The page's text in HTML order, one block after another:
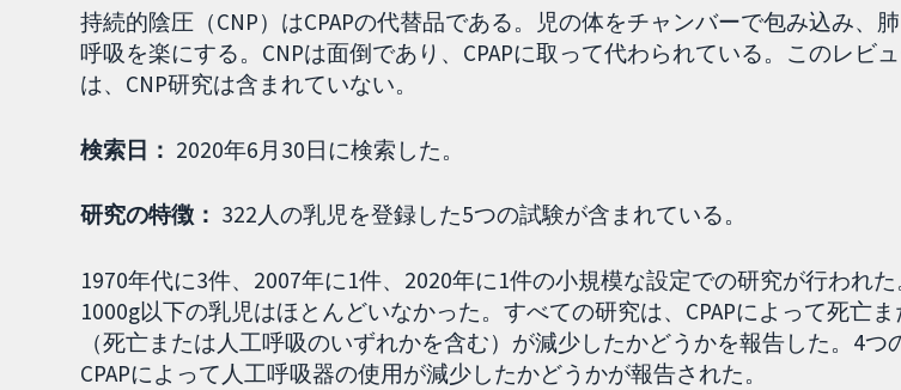
持続的陰圧（CNP）はCPAPの代替品である。児の体をチャンバーで包み込み、
呼吸を楽にする。CNPは面倒であり、CPAPに取って代わられている。このレビ
は、CNP研究は含まれていない。
検索日： 2020年6月30日に検索した。
研究の特徴： 322人の乳児を登録した5つの試験が含まれている。
1970年代に3件、2007年に1件、2020年に1件の小規模な設定での研究が行われ
1000g以下の乳児はほとんどいなかった。すべての研究は、CPAPによって死亡
（死亡または人工呼吸のいずれかを含む）が減少したかどうかを報告した。4つ
CPAPによって人工呼吸器の使用が減少したかどうかが報告された。